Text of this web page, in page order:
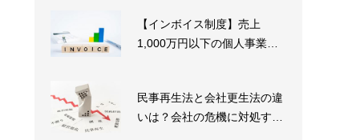
【インボイス制度】売上
1,000万円以下の個人事業主
民事再生法と会社更生法の違
いは？会社の危機に対処する